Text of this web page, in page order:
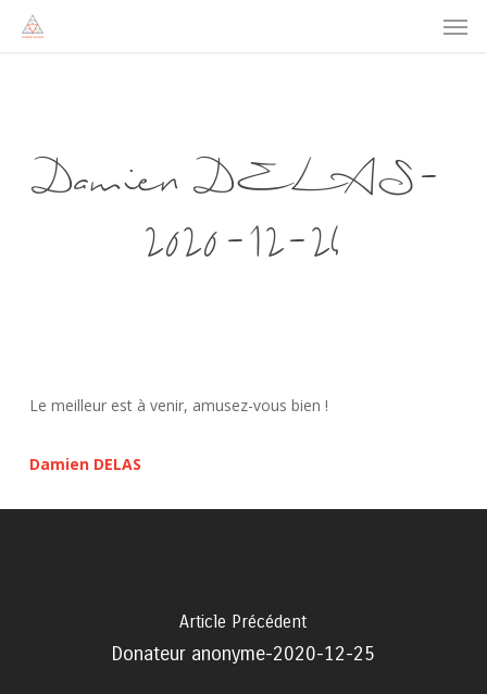
Damien DELAS-
2020-12-24
Le meilleur est à venir, amusez-vous bien !
Damien DELAS
Article Précédent
Donateur anonyme-2020-12-25